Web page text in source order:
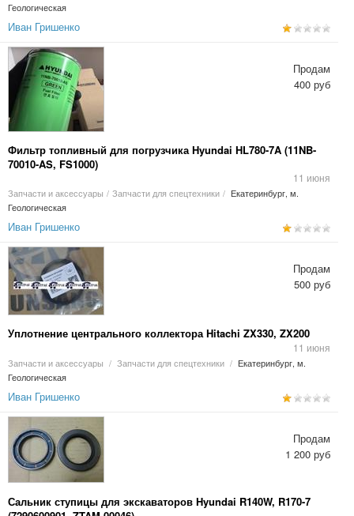
Геологическая
Иван Гришенко
Фильтр топливный для погрузчика Hyundai HL780-7A (11NB-
70010-AS, FS1000)
11 июня
Запчасти и аксессуары / Запчасти для спецтехники / Екатеринбург, м.
Геологическая
Продам
400 руб
Иван Гришенко
Уплотнение центрального коллектора Hitachi ZX330, ZX200
11 июня
Запчасти и аксессуары / Запчасти для спецтехники / Екатеринбург, м.
Геологическая
Продам
500 руб
Иван Гришенко
Сальник ступицы для экскаваторов Hyundai R140W, R170-7
Продам
1 200 руб